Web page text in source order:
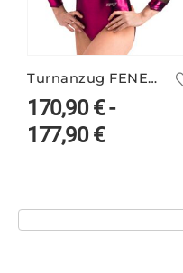
Turnanzug FENELLA/1 mit Glitzer
170,90€-
177,90€